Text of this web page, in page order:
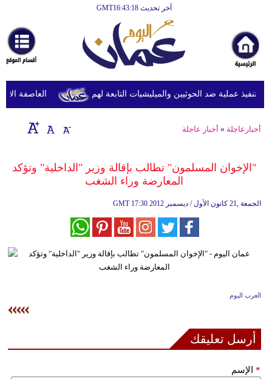
آخر تحديث GMT16:43:18
أخبارعاجلة
رياضة
ثقافة
إقتصاد
وموسيقى
سياحة
ديكور
العاصفة عملية ضد الحوثيين والميليشيات التابعة لهم
أخبارعاجلة » أخبار عاجلة
"الإخوان المسلمون" تطالب بإقالة وزير "الداخلية" وتؤكد
المعارضة وراء الشغب
GMT 17:30 2012 الجمعة ,21 كانون الأول / ديسمبر
العرب اليوم
أرسل تعليقك
الإسم *